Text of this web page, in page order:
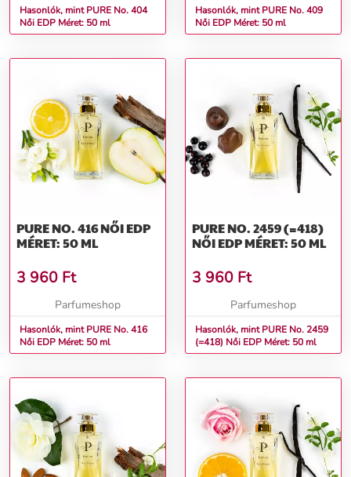
Hasonlók, mint PURE No. 404
Női EDP Méret: 50 ml
Hasonlók, mint PURE No. 409
Női EDP Méret: 50 ml
PURE NO. 416 NŐI EDP
MÉRET: 50 ML
3 960 Ft
Parfumeshop
Hasonlók, mint PURE No. 416
Női EDP Méret: 50 ml
PURE NO. 2459 (=418)
NŐI EDP MÉRET: 50 ML
3 960 Ft
Parfumeshop
Hasonlók, mint PURE No. 2459
(=418) Női EDP Méret: 50 ml